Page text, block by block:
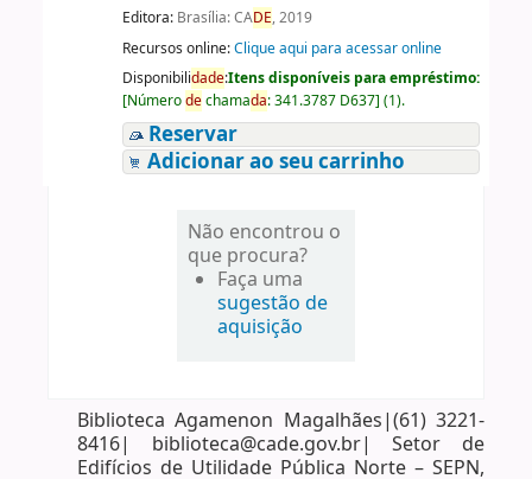
Editora: Brasília: CADE, 2019
Recursos online:Clique aqui para acessar online
Disponibilidade:Itens disponíveis para empréstimo:
[Númerodechamada:341.3787 D637] (1).
Reservar
Adicionar ao seu carrinho
Não encontrou o
que procura?
Faça uma
sugestão de
aquisição
Biblioteca Agamenon Magalhães|(61) 3221-
8416| biblioteca@cade.gov.br| Setor de
Edifícios de Utilidade Pública Norte – SEPN,